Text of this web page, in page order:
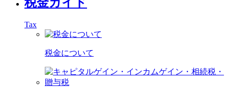
Tax
税金について